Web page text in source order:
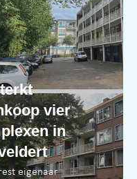
vier
in
eigenaar